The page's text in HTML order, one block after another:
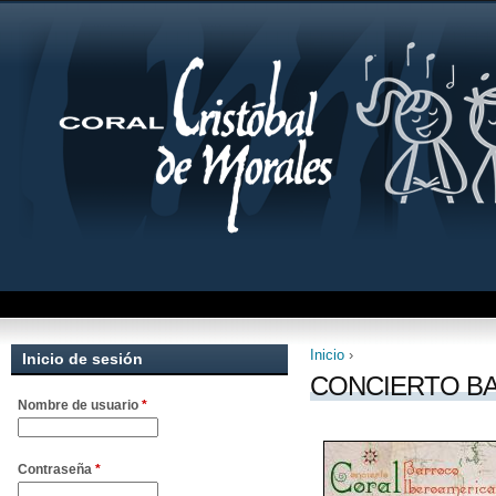
Se encuentra
Inicio ›
CONCIERTO
Inicio de sesión
Nombre de usuario *
Contraseña *